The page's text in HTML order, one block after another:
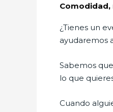
Comodidad,
¿Tienes un
ayudaremos
Sabemos
lo que
Cuando